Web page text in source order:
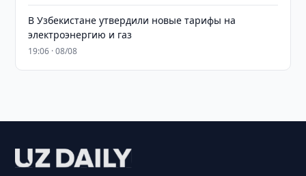
В Узбекистане утвердили новые тарифы на
электроэнергию и газ
19:06 · 08/08